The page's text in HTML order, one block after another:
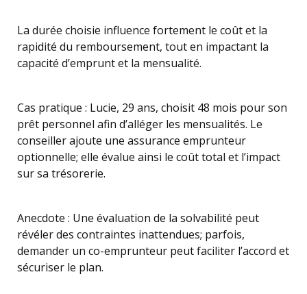
La durée choisie influence fortement le coût et la
rapidité du remboursement, tout en impactant la
capacité d’emprunt et la mensualité.
Cas pratique : Lucie, 29 ans, choisit 48 mois pour son
prêt personnel afin d’alléger les mensualités. Le
conseiller ajoute une assurance emprunteur
optionnelle; elle évalue ainsi le coût total et l’impact
sur sa trésorerie.
Anecdote : Une évaluation de la solvabilité peut
révéler des contraintes inattendues; parfois,
demander un co-emprunteur peut faciliter l’accord et
sécuriser le plan.